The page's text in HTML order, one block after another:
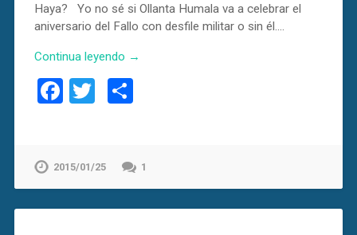
Haya? Yo no sé si Ollanta Humala va a celebrar el
aniversario del Fallo con desfile militar o sin él….
Continua leyendo →
Facebook
Twitter
2015/01/25 1